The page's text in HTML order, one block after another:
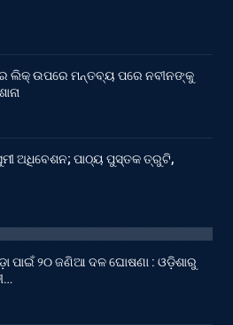
ଲିକ୍ ଉପରେ ମନ୍ତବ୍ୟ ପରେ ନବୀନଙ୍କୁ
ଅଧିବେଶନ; ପାଠ୍ୟ ପୁସ୍ତକ ତ୍ରୁଟି,
ପାଇଁ ୨୦ ଜଣିଆ ଦଳ ଘୋଷଣା : ଓଡ଼ିଶାରୁ